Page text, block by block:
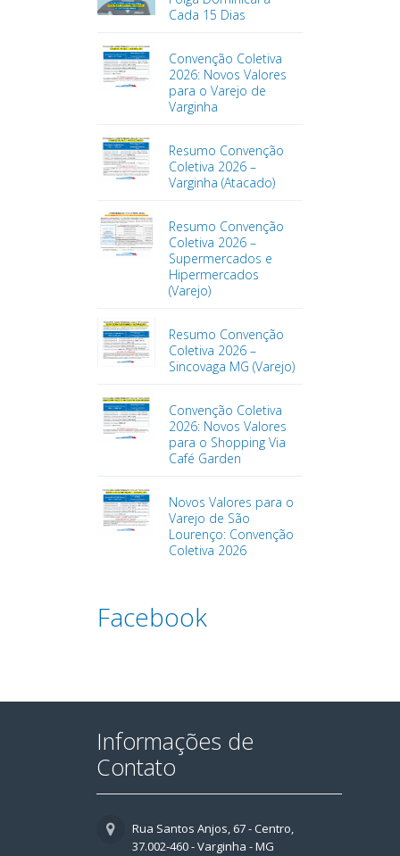
Cada 15 Dias
Convenção Coletiva
2026: Novos Valores
para o Varejo de
Varginha
Resumo Convenção
Coletiva 2026 –
Varginha (Atacado)
Resumo Convenção
Coletiva 2026 –
Supermercados e
Hipermercados
(Varejo)
Resumo Convenção
Coletiva 2026 –
Sincovaga MG (Varejo)
Convenção Coletiva
2026: Novos Valores
para o Shopping Via
Café Garden
Novos Valores para o
Varejo de São
Lourenço: Convenção
Coletiva 2026
Facebook
Informações de
Contato
Rua Santos Anjos, 67 - Centro,
37.002-460 - Varginha - MG